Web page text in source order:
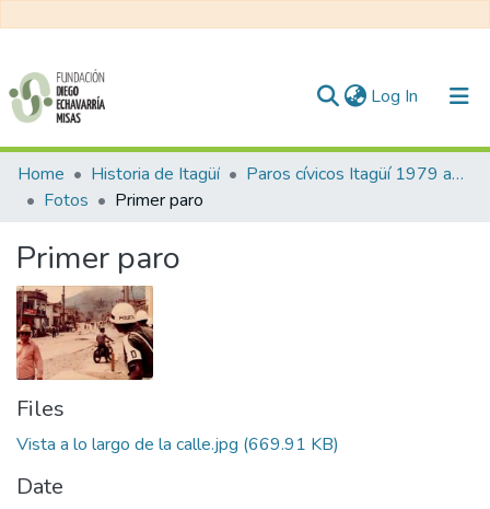
Log In (current)
Communities & Collections
All of DSpace
Statistics
Home Historia de Itagüí
Paros cívicos Itagüí 1979 a 1981
Fotos
Primer paro
Primer paro
Files
Vista a lo largo de la calle.jpg (669.91 KB)
Date